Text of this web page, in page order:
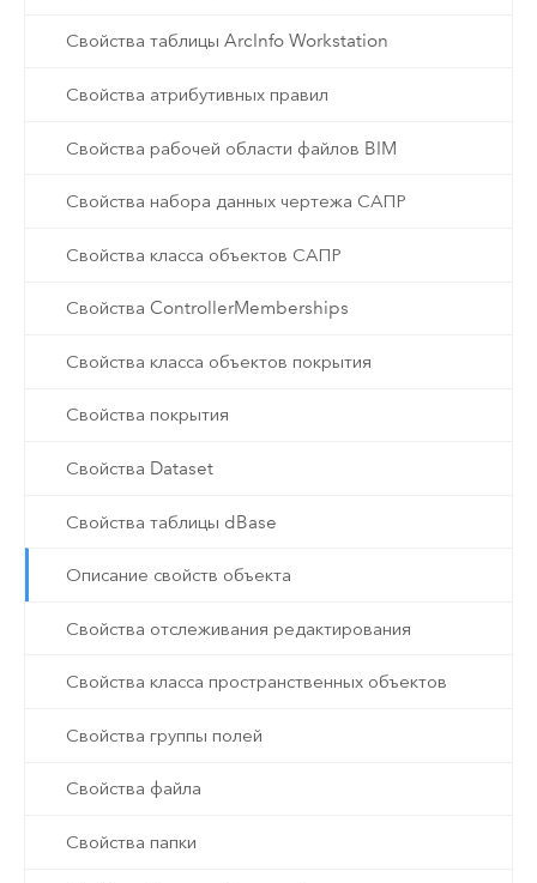
Свойства таблицы ArcInfo Workstation
Свойства атрибутивных правил
Свойства рабочей области файлов BIM
Свойства набора данных чертежа САПР
Свойства класса объектов САПР
Свойства ControllerMemberships
Свойства класса объектов покрытия
Свойства покрытия
Свойства Dataset
Свойства таблицы dBase
Описание свойств объекта
Свойства отслеживания редактирования
Свойства класса пространственных объектов
Свойства группы полей
Свойства файла
Свойства папки